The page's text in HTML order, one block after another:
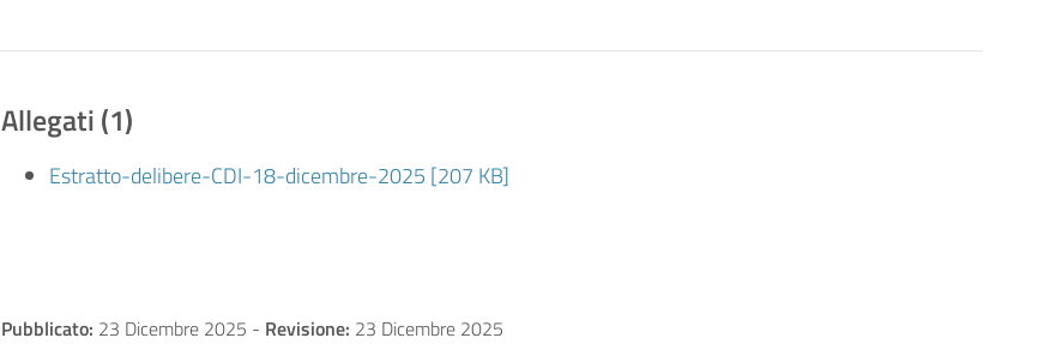
Allegati (1)
Estratto-delibere-CDI-18-dicembre-2025 [207 KB]
Pubblicato: 23 Dicembre 2025 - Revisione: 23 Dicembre 2025